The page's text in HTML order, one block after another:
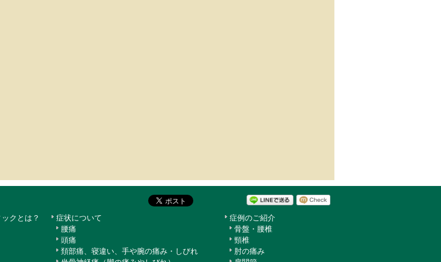
クとは？
症状について
腰痛
頭痛
頚部痛、寝違い、手や腕の痛み・しびれ
症例のご紹介
骨盤・腰椎
頸椎
肘の痛み